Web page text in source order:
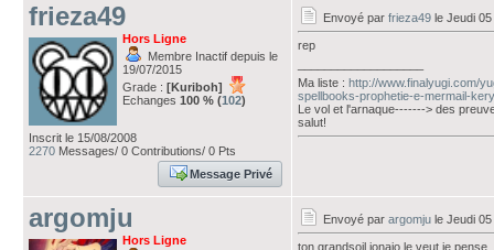
frieza49
Hors Ligne
Membre Inactif depuis le
19/07/2015
Grade : [Kuriboh]
Echanges 100 % (102)
Inscrit le 15/08/2008
2270 Messages/ 0 Contributions/ 0 Pts
Message Privé
Envoyé par frieza49 le Jeudi
rep
Ma liste : http://www.finalyugi.com/
spellbooks-prophetie-e-mermail-
Le vol et l'arnaque-------> des
salut!
argomju
Hors Ligne
Envoyé par argomju le Jeudi
ton grandsoil jonajo le veut je pense